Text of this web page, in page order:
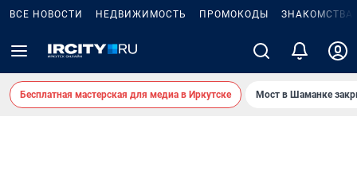
ВСЕ НОВОСТИ НЕДВИЖИМОСТЬ ПРОМОКОДЫ ЗНАКОМСТВА
Бесплатная мастерская для медиа в Иркутске Мост в Шаманке